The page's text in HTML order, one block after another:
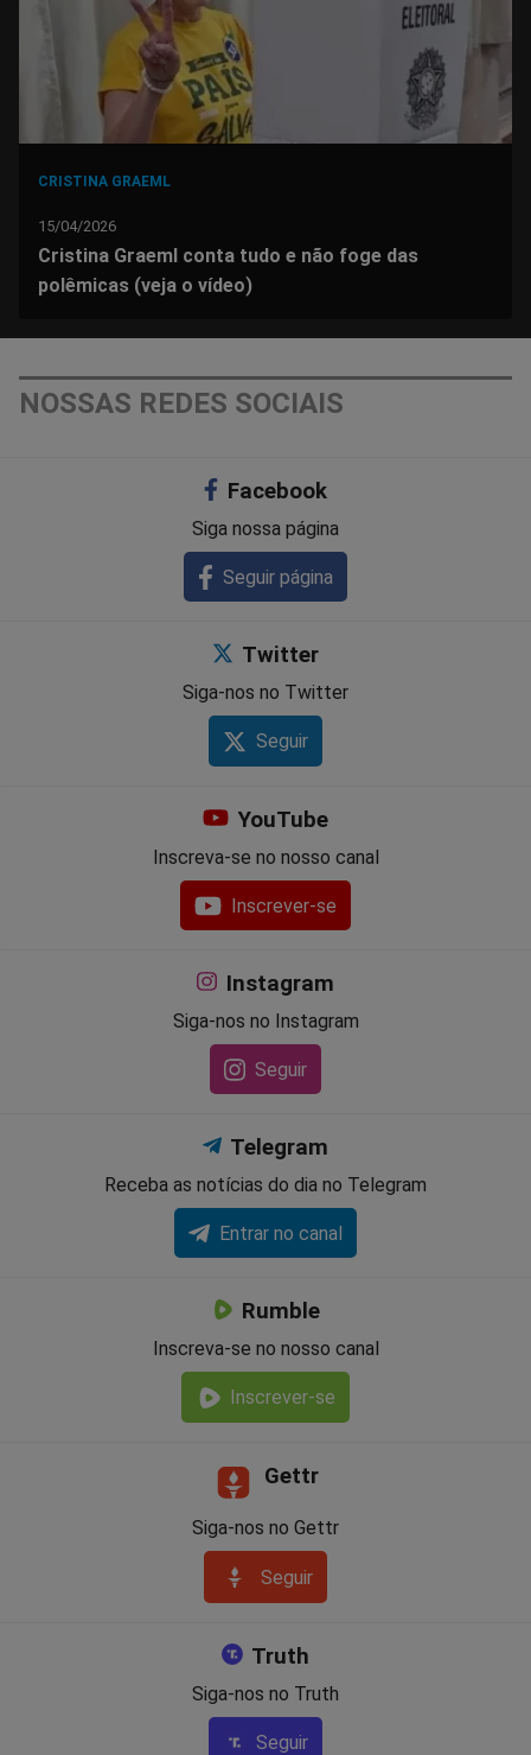
CRISTINA GRAEML
15/04/2026
Cristina Graeml conta tudo e não foge das
polêmicas (veja o vídeo)
NOSSAS REDES SOCIAIS
Facebook
Siga nossa página
Seguir página
Twitter
Siga-nos no Twitter
Seguir
YouTube
Inscreva-se no nosso canal
Inscrever-se
Instagram
Siga-nos no Instagram
Seguir
Telegram
Receba as notícias do dia no Telegram
Entrar no canal
Rumble
Inscreva-se no nosso canal
Inscrever-se
Gettr
Siga-nos no Gettr
Seguir
Truth
Siga-nos no Truth
Seguir